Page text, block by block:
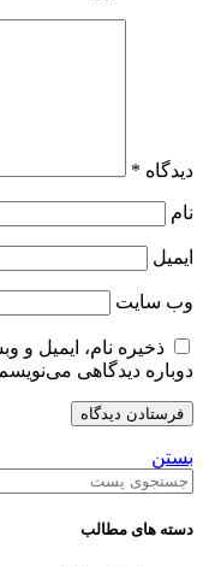
دیدگاه *
نام
ایمیل
وب‌ سایت
ذخیره نام، ایمیل و
دوباره دیدگاهی
بستن
دسته های مطالب